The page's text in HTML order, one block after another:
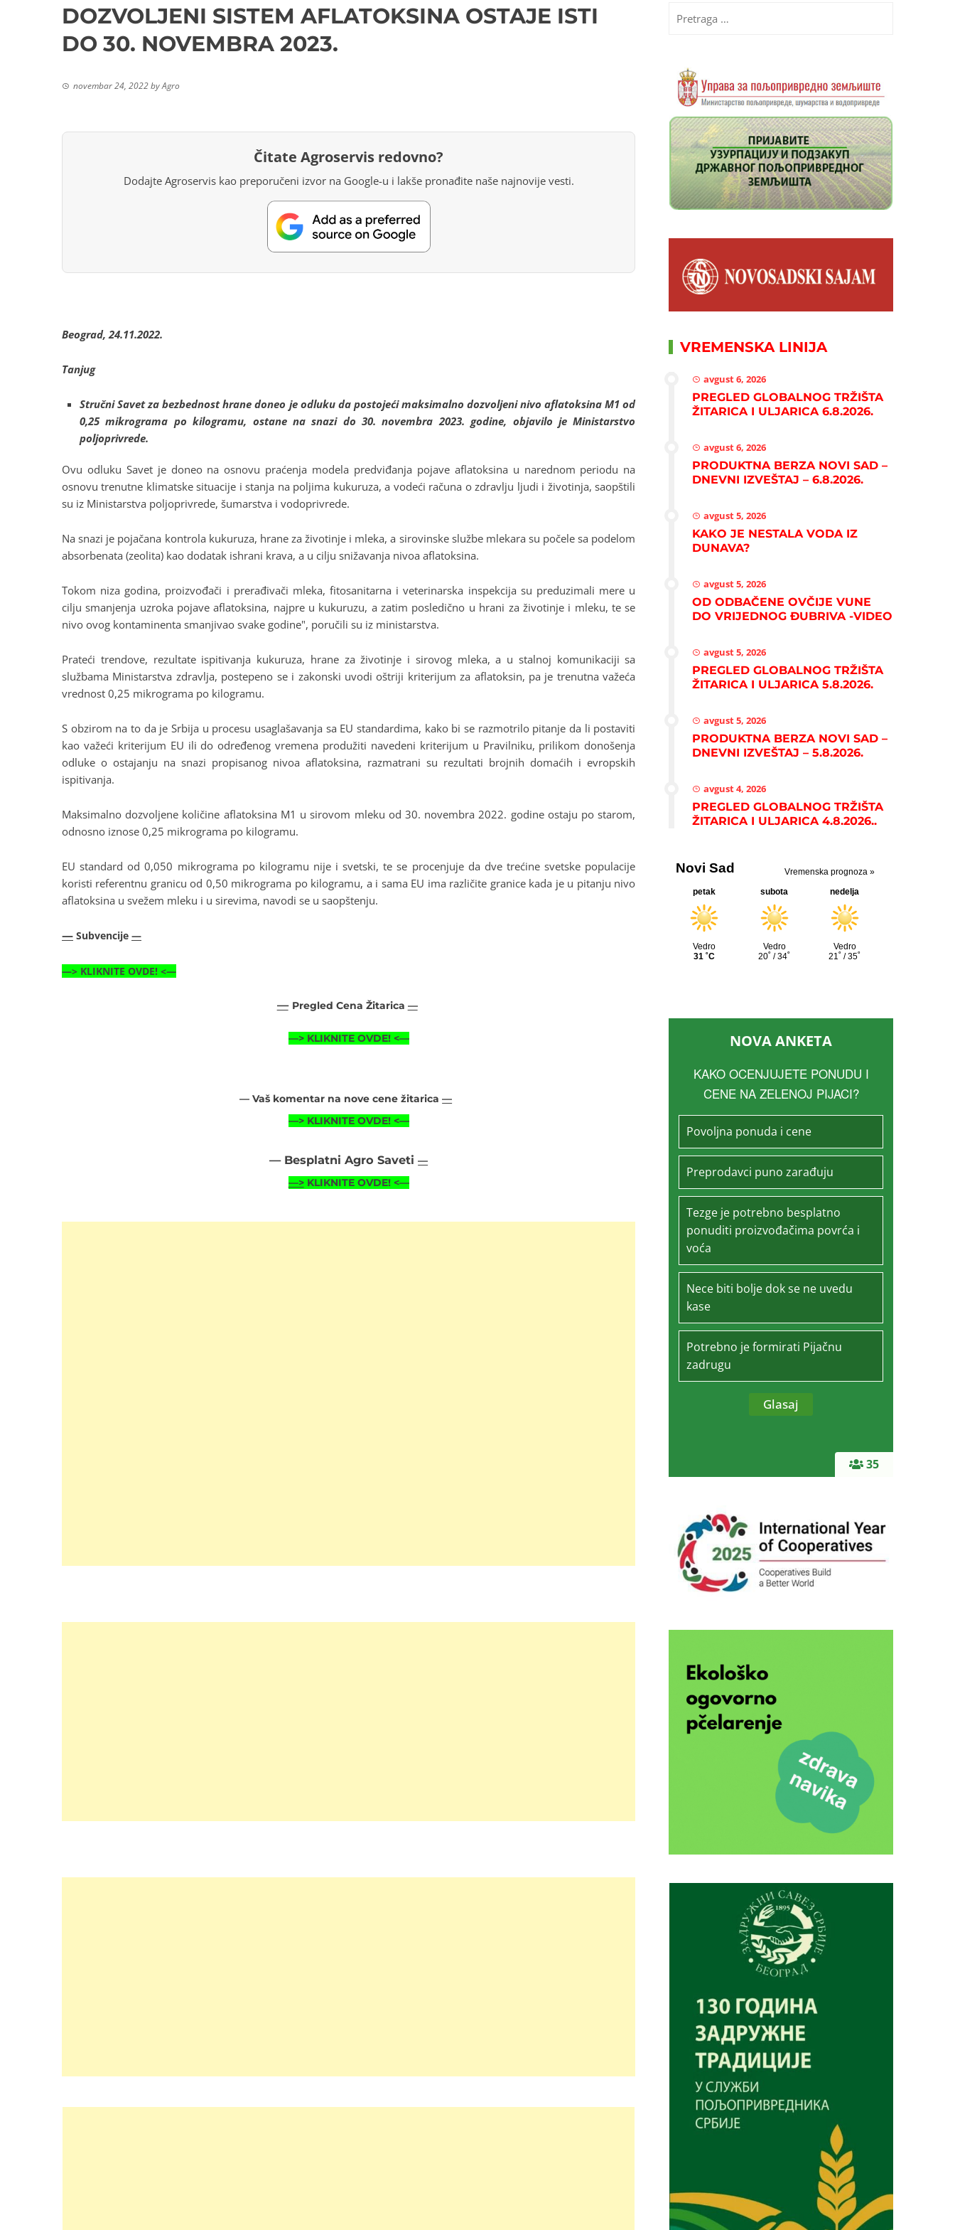
DOZVOLJENI SISTEM AFLATOKSINA OSTAJE ISTI
DO 30. NOVEMBRA 2023.
novembar 24, 2022byAgro
Čitate Agroservis redovno?
Dodajte Agroservis kao preporučeni izvor na Google-u i lakše pronađite naše najnovije vesti.
Beograd, 24.11.2022.
Tanjug
Stručni Savet za bezbednost hrane doneo je odluku da postojeći maksimalno dozvoljeni nivo aflatoksina M1 od
0,25 mikrograma po kilogramu, ostane na snazi do 30. novembra 2023. godine, objavilo je Ministarstvo
poljoprivrede.
Ovu odluku Savet je doneo na osnovu praćenja modela predviđanja pojave aflatoksina u narednom periodu na
osnovu trenutne klimatske situacije i stanja na poljima kukuruza, a vodeći računa o zdravlju ljudi i životinja, saopštili
su iz Ministarstva poljoprivrede, šumarstva i vodoprivrede.
Na snazi je pojačana kontrola kukuruza, hrane za životinje i mleka, a sirovinske službe mlekara su počele sa podelom
absorbenata (zeolita) kao dodatak ishrani krava, a u cilju snižavanja nivoa aflatoksina.
Tokom niza godina, proizvođači i prerađivači mleka, fitosanitarna i veterinarska inspekcija su preduzimali mere u
cilju smanjenja uzroka pojave aflatoksina, najpre u kukuruzu, a zatim posledično u hrani za životinje i mleku, te se
nivo ovog kontaminenta smanjivao svake godine", poručili su iz ministarstva.
Prateći trendove, rezultate ispitivanja kukuruza, hrane za životinje i sirovog mleka, a u stalnoj komunikaciji sa
službama Ministarstva zdravlja, postepeno se i zakonski uvodi oštriji kriterijum za aflatoksin, pa je trenutna važeća
vrednost 0,25 mikrograma po kilogramu.
S obzirom na to da je Srbija u procesu usaglašavanja sa EU standardima, kako bi se razmotrilo pitanje da li postaviti
kao važeći kriterijum EU ili do određenog vremena produžiti navedeni kriterijum u Pravilniku, prilikom donošenja
odluke o ostajanju na snazi propisanog nivoa aflatoksina, razmatrani su rezultati brojnih domaćih i evropskih
ispitivanja.
Maksimalno dozvoljene količine aflatoksina M1 u sirovom mleku od 30. novembra 2022. godine ostaju po starom,
odnosno iznose 0,25 mikrograma po kilogramu.
EU standard od 0,050 mikrograma po kilogramu nije i svetski, te se procenjuje da dve trećine svetske populacije
koristi referentnu granicu od 0,50 mikrograma po kilogramu, a i sama EU ima različite granice kada je u pitanju nivo
aflatoksina u svežem mleku i u sirevima, navodi se u saopštenju.
— Subvencije —
—> KLIKNITE OVDE! <—
— Pregled Cena Žitarica —
—> KLIKNITE OVDE! <—
— Vaš komentar na nove cene žitarica—
—> KLIKNITE OVDE! <—
— Besplatni Agro Saveti—
—> KLIKNITE OVDE! <—
za:
VREMENSKA LINIJA
avgust 6, 2026
PREGLED GLOBALNOG TRŽIŠTA
ŽITARICA I ULJARICA 6.8.2026.
avgust 6, 2026
PRODUKTNA BERZA NOVI SAD –
DNEVNI IZVEŠTAJ – 6.8.2026.
avgust 5, 2026
KAKO JE NESTALA VODA IZ
DUNAVA?
avgust 5, 2026
OD ODBAČENE OVČIJE VUNE
DO VRIJEDNOG ĐUBRIVA -VIDEO
avgust 5, 2026
PREGLED GLOBALNOG TRŽIŠTA
ŽITARICA I ULJARICA 5.8.2026.
avgust 5, 2026
PRODUKTNA BERZA NOVI SAD –
DNEVNI IZVEŠTAJ – 5.8.2026.
avgust 4, 2026
PREGLED GLOBALNOG TRŽIŠTA
ŽITARICA I ULJARICA 4.8.2026..
35
NOVA ANKETA
KAKO OCENJUJETE PONUDU I
CENE NA ZELENOJ PIJACI?
Povoljna ponuda i cene
Preprodavci puno zarađuju
Tezge je potrebno besplatno
ponuditi proizvođačima povrća i
voća
Nece biti bolje dok se ne uvedu
kase
Potrebno je formirati Pijačnu
zadrugu